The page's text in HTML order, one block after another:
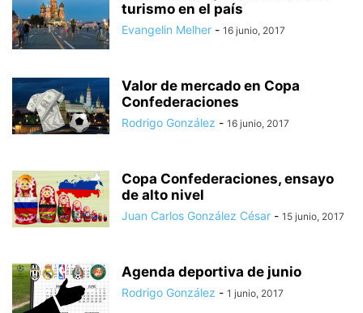
turismo en el país
Evangelin Melher - 16 junio, 2017
Valor de mercado en Copa
Confederaciones
Rodrigo González - 16 junio, 2017
Copa Confederaciones, ensayo
de alto nivel
Juan Carlos González César - 15 junio, 2017
Agenda deportiva de junio
Rodrigo González - 1 junio, 2017